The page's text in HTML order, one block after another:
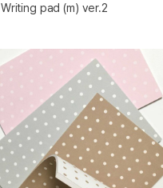
Writing pad (m) ver.2